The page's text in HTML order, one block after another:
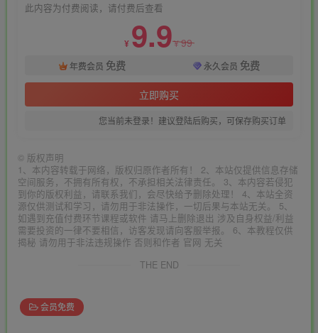
此内容为付费阅读，请付费后查看
¥ 9.9¥99
年费会员 免费 永久会员 免费
立即购买
您当前未登录！建议登陆后购买，可保存购买订单
© 版权声明
1、本内容转载于网络，版权归原作者所有！ 2、本站仅提供信息存储
空间服务，不拥有所有权，不承担相关法律责任。 3、本内容若侵犯
到你的版权利益，请联系我们，会尽快给予删除处理！ 4、本站全资
源仅供测试和学习，请勿用于非法操作，一切后果与本站无关。 5、
如遇到充值付费环节课程或软件 请马上删除退出 涉及自身权益/利益
需要投资的一律不要相信，访客发现请向客服举报。 6、本教程仅供
揭秘 请勿用于非法违规操作 否则和作者 官网 无关
THE END
会员免费